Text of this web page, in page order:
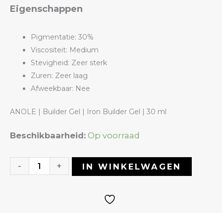
Eigenschappen
Pigmentatie: 30%
Viscositeit: Medium
Stevigheid: Zeer sterk
Zuren: Zeer laag
Afweekbaar: Nee
ANOLE | Builder Gel | Iron Builder Gel | 30 ml
Beschikbaarheid: Op voorraad
-
Iron
Gel
+ IN WINKELWAGEN